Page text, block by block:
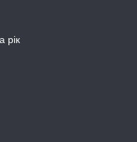
рік